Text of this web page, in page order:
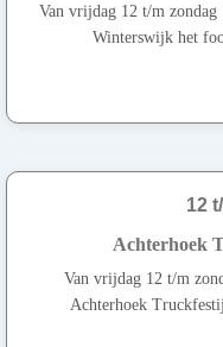
Van vrijdag 12 t/m
Winterswijk het
12
Achterhoek
Van vrijdag 12 t/m
Achterhoek